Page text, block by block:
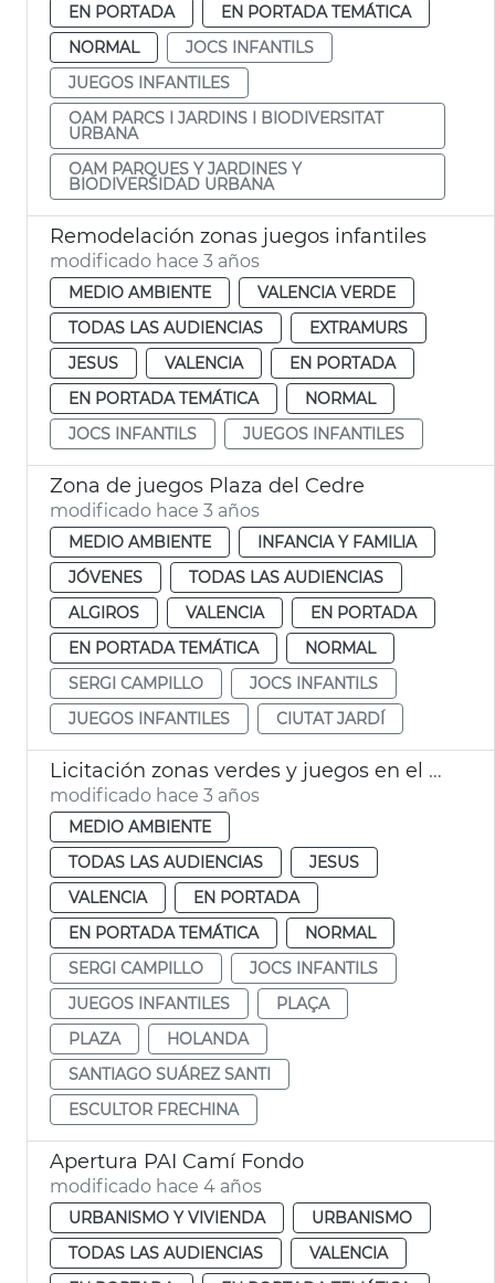
EN PORTADA
EN PORTADA TEMÁTICA
NORMAL
JOCS INFANTILS
JUEGOS INFANTILES
OAM PARCS I JARDINS I BIODIVERSITAT
URBANA
OAM PARQUES Y JARDINES Y
BIODIVERSIDAD URBANA
Remodelación zonas juegos infantiles
modificado hace 3 años
MEDIO AMBIENTE
VALENCIA VERDE
TODAS LAS AUDIENCIAS
EXTRAMURS
JESUS
VALENCIA
EN PORTADA
EN PORTADA TEMÁTICA
NORMAL
JOCS INFANTILS
JUEGOS INFANTILES
Zona de juegos Plaza del Cedre
modificado hace 3 años
MEDIO AMBIENTE
INFANCIA Y FAMILIA
JÓVENES
TODAS LAS AUDIENCIAS
ALGIROS
VALENCIA
EN PORTADA
EN PORTADA TEMÁTICA
NORMAL
SERGI CAMPILLO
JOCS INFANTILS
JUEGOS INFANTILES
CIUTAT JARDÍ
Licitación zonas verdes y juegos en el distrito de Jesús
modificado hace 3 años
MEDIO AMBIENTE
TODAS LAS AUDIENCIAS
JESUS
VALENCIA
EN PORTADA
EN PORTADA TEMÁTICA
NORMAL
SERGI CAMPILLO
JOCS INFANTILS
JUEGOS INFANTILES
PLAÇA
PLAZA
HOLANDA
SANTIAGO SUÁREZ SANTI
ESCULTOR FRECHINA
Apertura PAI Camí Fondo
modificado hace 4 años
URBANISMO Y VIVIENDA
URBANISMO
TODAS LAS AUDIENCIAS
VALENCIA